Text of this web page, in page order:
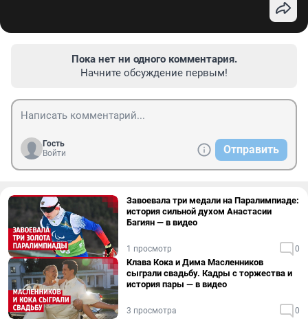
Пока нет ни одного комментария.
Начните обсуждение первым!
Гость
Войти
Отправить
Завоевала три медали на Паралимпиаде:
история сильной духом Анастасии
Багиян — в видео
1 просмотр 0
Клава Кока и Дима Масленников
сыграли свадьбу. Кадры с торжества и
история пары — в видео
3 просмотра 0